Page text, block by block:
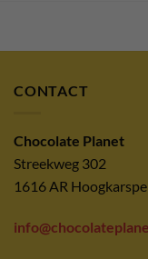
CONTACT
Chocolate Planet
Streekweg 302
1616 AR